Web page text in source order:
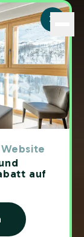
auf
in
besten